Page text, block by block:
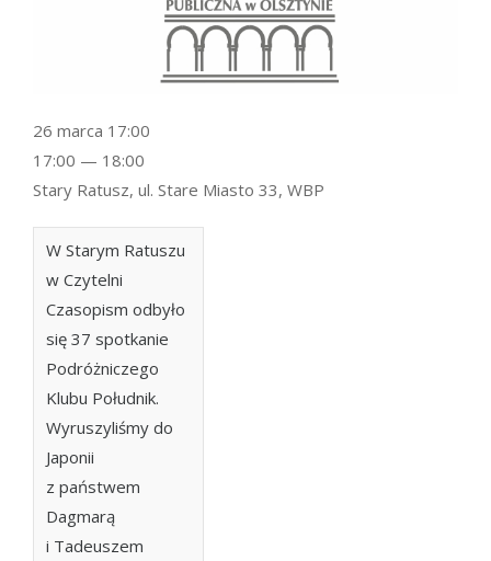
W Starym Ratuszu
w Czytelni
Czasopism odbyło
się 37 spotkanie
Podróżniczego
Klubu Południk.
Wyruszyliśmy do
Japonii
z państwem
Dagmarą
i Tadeuszem
26 marca 17:00
17:00 — 18:00
Stary Ratusz, ul. Stare Miasto 33, WBP